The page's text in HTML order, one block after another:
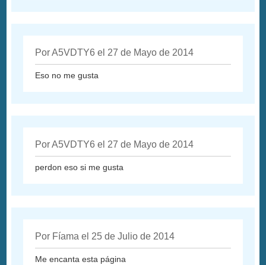
Por A5VDTY6 el 27 de Mayo de 2014
Eso no me gusta
Por A5VDTY6 el 27 de Mayo de 2014
perdon eso si me gusta
Por Fíama el 25 de Julio de 2014
Me encanta esta página